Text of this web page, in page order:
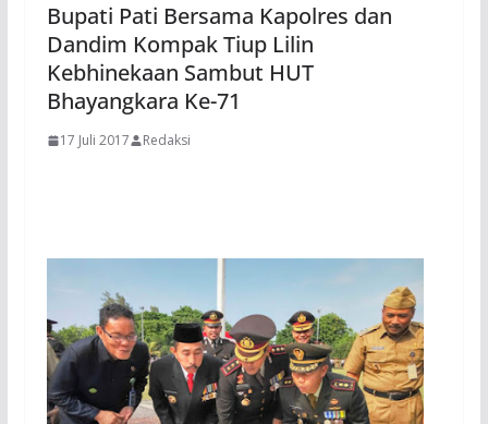
Bupati Pati Bersama Kapolres dan
Dandim Kompak Tiup Lilin
Kebhinekaan Sambut HUT
Bhayangkara Ke-71
17 Juli 2017 Redaksi